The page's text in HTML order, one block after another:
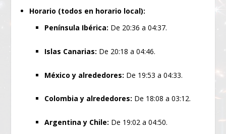
Horario (todos en horario local):
Península Ibérica: De 20:36 a 04:37.
Islas Canarias: De 20:18 a 04:46.
México y alrededores: De 19:53 a 04:33.
Colombia y alrededores: De 18:08 a 03:12.
Argentina y Chile: De 19:02 a 04:50.